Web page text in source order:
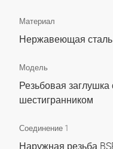
Материал
Нержавеющая сталь
Модель
Резьбовая
шестигранником
Соединение 1
Наружная резьба